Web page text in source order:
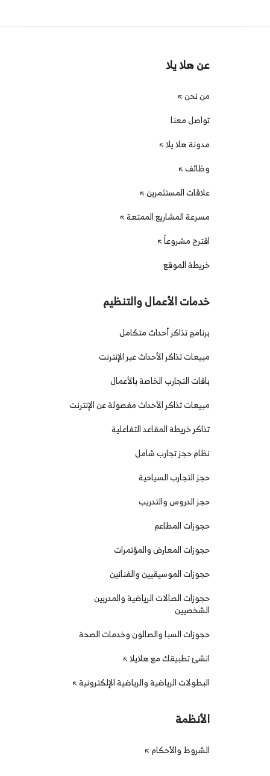
عن هلا يلا
من نحن
تواصل معنا
مدونة هلا يلا
وظائف
علاقات المستثمرين
مسرعة المشاريع الممتعة
اقترح مشروعاً
خريطة الموقع
خدمات الأعمال والتنظيم
برنامج تذاكر أحداث متكامل
مبيعات تذاكر الأحداث عبر الإنترنت
باقات التجارب الخاصة بالأعمال
مبيعات تذاكر الأحداث مفصولة عن الإنترنت
تذاكر خريطة المقاعد التفاعلية
نظام حجز تجارب شامل
حجز التجارب السياحية
حجز الدروس والتدريب
حجوزات المطاعم
حجوزات المعارض والمؤتمرات
حجوزات الموسيقيين والفنانين
حجوزات الصالات الرياضية والمدربين
الشخصيين
حجوزات السبا والصالون وخدمات الصحة
انشئ تطبيقك مع هلايلا
البطولات الرياضية والرياضية الإلكترونية
الأنظمة
الشروط والأحكام